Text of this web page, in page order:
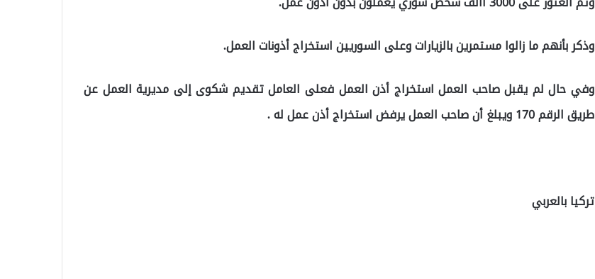
وذكر بأنهم ما زالوا مستمرين بالزيارات وعلى السوريين استخراج أذونات العمل.
وفي حال لم يقبل صاحب العمل استخراج أذن العمل فعلى العامل تقديم شكوى إلى مديرية العمل عن
طريق الرقم 170 ويبلغ أن صاحب العمل يرفض استخراج أذن عمل له .
تركيا بالعربي